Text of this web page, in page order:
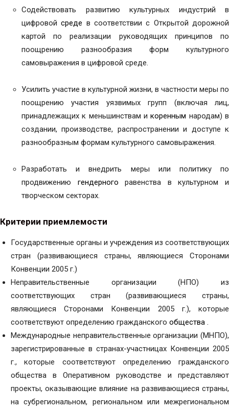
Содействовать развитию культурных индустрий в
цифровойсреде в соответствии с Открытой дорожной
картой по реализации руководящих принципов по
поощрению разнообразия форм культурного
самовыражения в цифровой среде.
Усилить участие в культурной жизни, в частности меры по
поощрению участия уязвимых групп (включая лиц,
принадлежащих к меньшинствам икоренным народам) в
создании, производстве, распространении и доступе к
разнообразным формам культурного самовыражения.
Разработать и внедрить меры или политику по
продвижению гендерного равенства в культурном и
творческом секторах.
Критерии приемлемости
Государственные органы и учреждения из соответствующих
стран (развивающиеся страны, являющиеся Сторонами
Конвенции 2005 г.)
Неправительственные организации (НПО) из
соответствующих стран (развивающиеся страны,
являющиеся Сторонами Конвенции 2005 г.), которые
соответствуют определению гражданского общества .
Международные неправительственные организации (МНПО),
зарегистрированные в странах-участницах Конвенции 2005
г., которые соответствуют определению гражданского
общества в Оперативном руководстве и представляют
проекты, оказывающие влияние на развивающиеся страны,
на субрегиональном, региональном или межрегиональном